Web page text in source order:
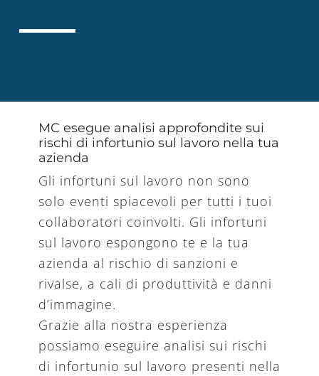
MC esegue analisi approfondite sui
rischi di infortunio sul lavoro nella tua
azienda
Gli infortuni sul lavoro non sono
solo eventi spiacevoli per tutti i tuoi
collaboratori coinvolti. Gli infortuni
sul lavoro espongono te e la tua
azienda al rischio di sanzioni e
rivalse, a cali di produttività e danni
d’immagine.
Grazie alla nostra esperienza
possiamo eseguire analisi sui rischi
di infortunio sul lavoro presenti nella